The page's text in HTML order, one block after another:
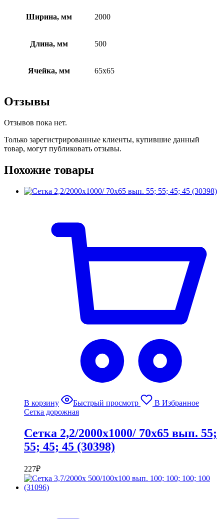
Ширина, мм 2000
Длина, мм 500
Ячейка, мм 65х65
Отзывы
Отзывов пока нет.
Только зарегистрированные клиенты, купившие данный
товар, могут публиковать отзывы.
Похожие товары
В корзину Быстрый просмотр
В Избранное
Сетка дорожная
Сетка 2,2/2000х1000/ 70х65 вып. 55;
55; 45; 45 (30398)
227₽